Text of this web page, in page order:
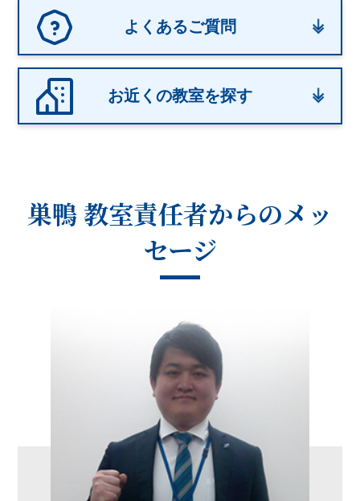
よくあるご質問
お近くの教室を探す
巣鴨 教室責任者からのメッ
セージ